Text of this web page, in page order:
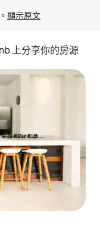
顯示原文
上分享你的房源